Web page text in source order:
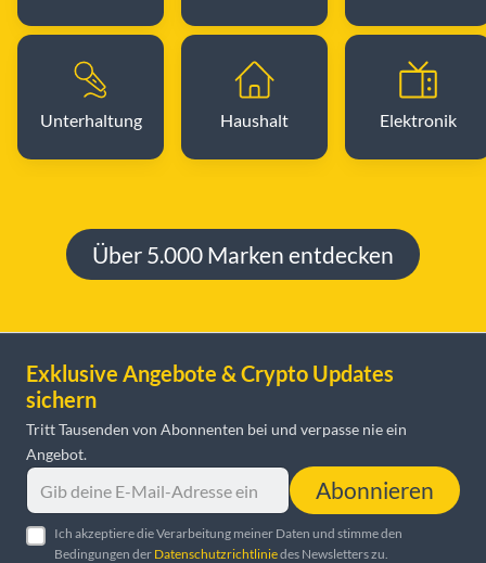
Unterhaltung Haushalt Elektronik
Über 5.000 Marken entdecken
Exklusive Angebote & Crypto Updates
sichern
Tritt Tausenden von Abonnenten bei und verpasse nie ein
Angebot.
Abonnieren
Ich akzeptiere die Verarbeitung meiner Daten und stimme den
Bedingungen der Datenschutzrichtliniedes Newsletters zu.